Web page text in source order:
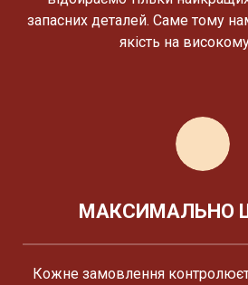
запасних деталей. Саме тому
якість на
МАКСИМАЛЬНО
Кожне замовлення